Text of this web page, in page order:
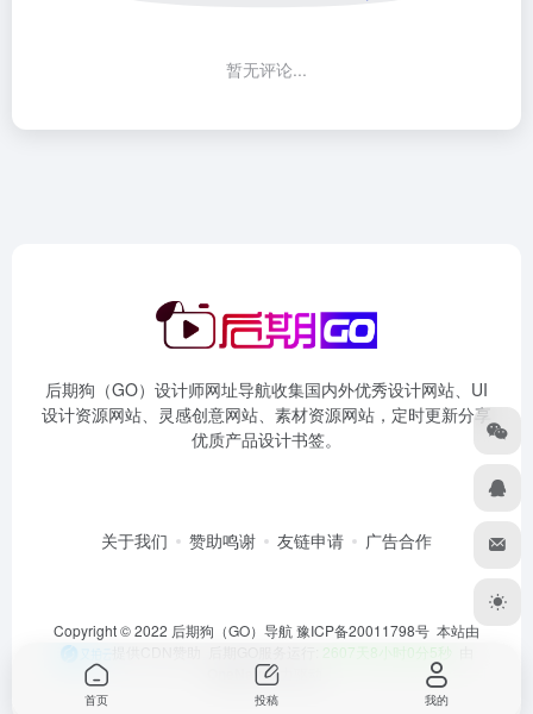
暂无评论...
后期狗（GO）设计师网址导航收集国内外优秀设计网站、UI
设计资源网站、灵感创意网站、素材资源网站，定时更新分享
优质产品设计书签。
关于我们 赞助鸣谢 友链申请 广告合作
Copyright © 2022 后期狗（GO）导航豫ICP备20011798号 本站由
2607天8小时0分5秒
OneNav强力驱动
首页 投稿 我的